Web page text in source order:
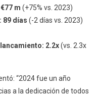
m (+75% vs. 2023)
89 días (-2 días vs. 2023)
2.2x(vs. 2.3x
“2024 fue un año
a la dedicación de todos